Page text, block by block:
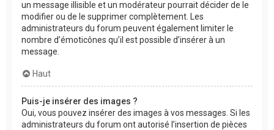
un message illisible et un modérateur pourrait décider de le
modifier ou de le supprimer complètement. Les
administrateurs du forum peuvent également limiter le
nombre d’émoticônes qu’il est possible d’insérer à un
message.
Haut
Puis-je insérer des images ?
Oui, vous pouvez insérer des images à vos messages. Si les
administrateurs du forum ont autorisé l’insertion de pièces